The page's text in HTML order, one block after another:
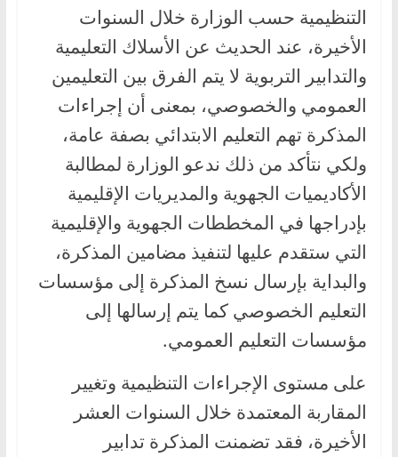
التنظيمية حسب الوزارة خلال السنوات
الأخيرة، عند الحديث عن الأسلاك التعليمية
والتدابير التربوية لا يتم الفرق بين التعليمين
العمومي والخصوصي، بمعنى أن إجراءات
المذكرة تهم التعليم الابتدائي بصفة عامة،
ولكي نتأكد من ذلك ندعو الوزارة لمطالبة
الأكاديميات الجهوية والمديريات الإقليمية
بإدراجها في المخططات الجهوية والإقليمية
التي ستقدم عليها لتنفيذ مضامين المذكرة،
والبداية بإرسال نسخ المذكرة إلى مؤسسات
التعليم الخصوصي كما يتم إرسالها إلى
مؤسسات التعليم العمومي.
على مستوى الإجراءات التنظيمية وتغيير
المقاربة المعتمدة خلال السنوات العشر
الأخيرة، فقد تضمنت المذكرة تدابير